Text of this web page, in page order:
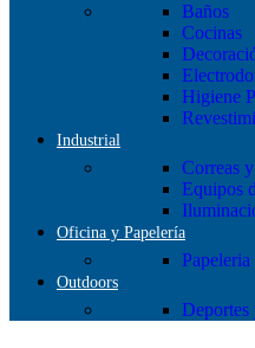
Baños
Cocinas
Higiene
Industrial
Correas
Equipos
Oficina y Papelería
Papeleria
Outdoors